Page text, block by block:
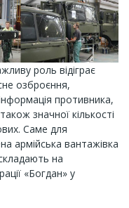
роль відіграє
озброєння,
противника,
значної кількості
Саме для
армійська вантажівка
на
«Богдан» у